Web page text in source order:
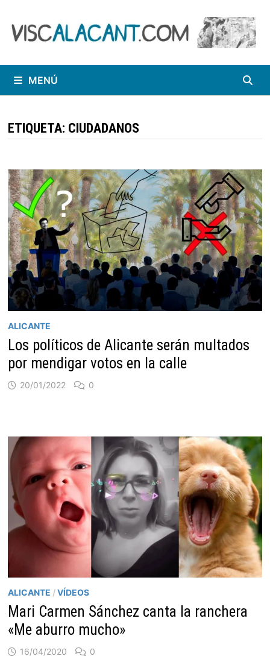
contenido
MENÚ
ETIQUETA: CIUDADANOS
ALICANTE
Los políticos de Alicante serán multados
por mendigar votos en la calle
20/01/2022 0
ALICANTE /VÍDEOS
Mari Carmen Sánchez canta la ranchera
«Me aburro mucho»
16/04/2020 0